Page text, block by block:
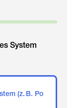
System
(z. B. Po